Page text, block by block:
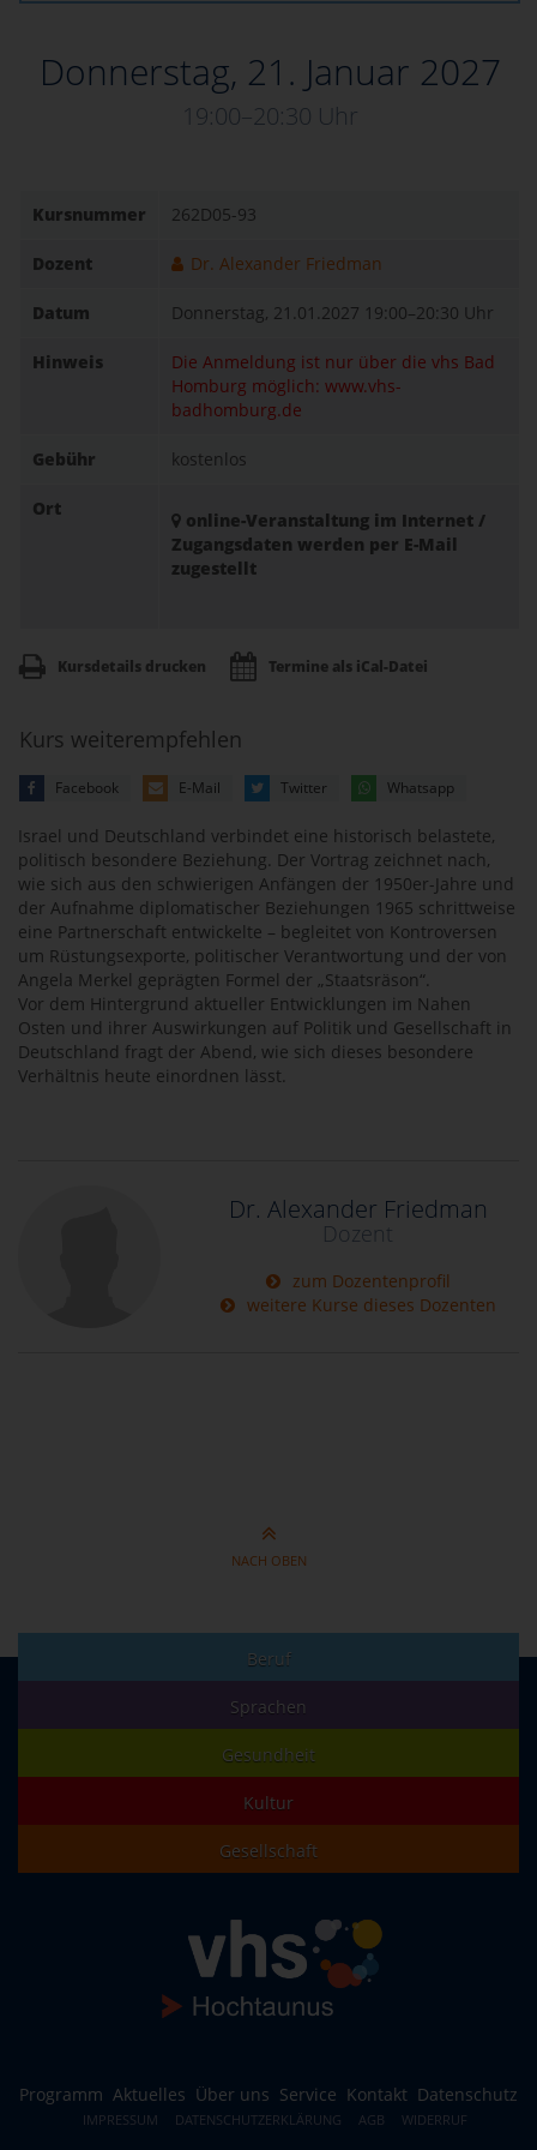
Donnerstag, 21. Januar 2027
19:00–20:30 Uhr
Kursnummer 262D05-93
Dozent Dr. Alexander Friedman
Datum Donnerstag, 21.01.2027 19:00–20:30 Uhr
Hinweis
Die Anmeldung ist nur über die vhs Bad
Homburg möglich: www.vhs-
badhomburg.de
Gebühr kostenlos
Ort
online-Veranstaltung im Internet /
Zugangsdaten werden per E-Mail
zugestellt
Kursdetails drucken Termine als iCal-Datei
Kurs weiterempfehlen
Facebook E-Mail Twitter Whatsapp
Israel und Deutschland verbindet eine historisch belastete,
politisch besondere Beziehung. Der Vortrag zeichnet nach,
wie sich aus den schwierigen Anfängen der 1950er-Jahre und
der Aufnahme diplomatischer Beziehungen 1965 schrittweise
eine Partnerschaft entwickelte – begleitet von Kontroversen
um Rüstungsexporte, politischer Verantwortung und der von
Angela Merkel geprägten Formel der „Staatsräson“.
Vor dem Hintergrund aktueller Entwicklungen im Nahen
Osten und ihrer Auswirkungen auf Politik und Gesellschaft in
Deutschland fragt der Abend, wie sich dieses besondere
Verhältnis heute einordnen lässt.
Dr. Alexander Friedman
Dozent
zum Dozentenprofil
weitere Kurse dieses Dozenten
NACH OBEN
Beruf
Sprachen
Gesundheit
Kultur
Gesellschaft
Programm Aktuelles Über uns Service Kontakt Datenschutz
IMPRESSUM DATENSCHUTZERKLÄRUNG AGB WIDERRUF